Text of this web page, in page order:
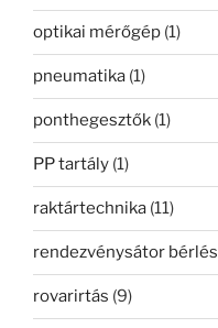
optikai mérőgép (1)
pneumatika (1)
ponthegesztők (1)
PP tartály (1)
raktártechnika (11)
rendezvénysátor bérlés
rovarirtás (9)